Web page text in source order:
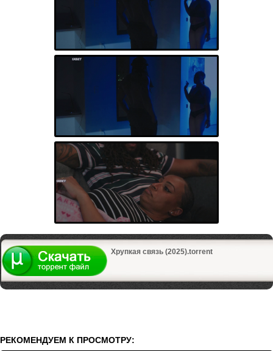
Хрупкая связь (2025).torrent
РЕКОМЕНДУЕМ К ПРОСМОТРУ: